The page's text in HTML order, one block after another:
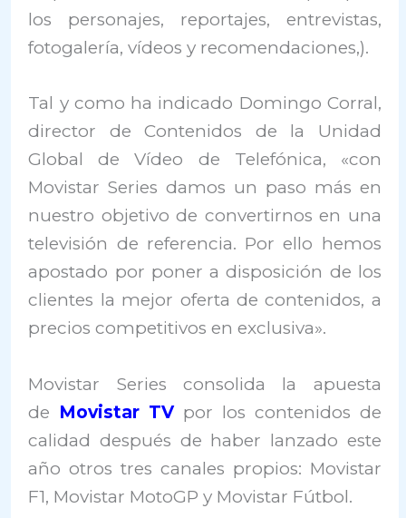
los personajes, reportajes, entrevistas,
fotogalería, vídeos y recomendaciones,).
Tal y como ha indicado Domingo Corral,
director de Contenidos de la Unidad
Global de Vídeo de Telefónica, «con
Movistar Series damos un paso más en
nuestro objetivo de convertirnos en una
televisión de referencia. Por ello hemos
apostado por poner a disposición de los
clientes la mejor oferta de contenidos, a
precios competitivos en exclusiva».
Movistar Series consolida la apuesta
de Movistar TVpor los contenidos de
calidad después de haber lanzado este
año otros tres canales propios: Movistar
F1, Movistar MotoGP y Movistar Fútbol.